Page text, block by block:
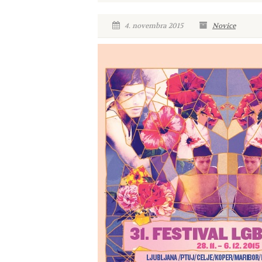
4. novembra 2015 Novice